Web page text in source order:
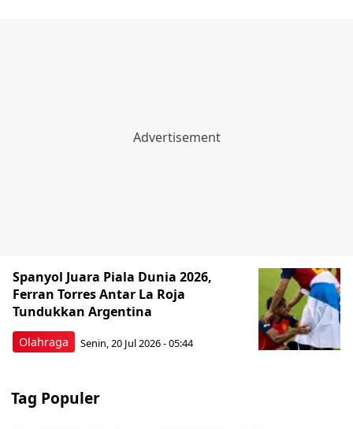
Olahraga
Spanyol Juara Piala Dunia 2026,
Ferran Torres Antar La Roja
Tundukkan Argentina
Senin, 20 Jul 2026 - 05:44
Tag Populer